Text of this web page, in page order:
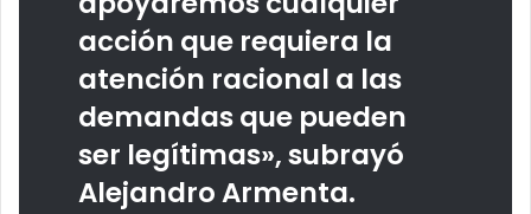
acción que requiera la
atención racional a las
demandas que pueden
ser legítimas», subrayó
Alejandro Armenta.